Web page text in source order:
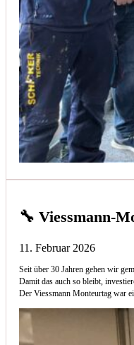
🔧 Viessmann-
11. Februar 2026
Seit über 30 Jahren gehen wir
Damit das auch so bleibt,
Der Viessmann Monteurtag war